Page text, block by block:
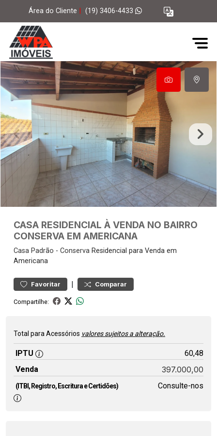
Área do Cliente (19) 3406-4433
CASA RESIDENCIAL À VENDA NO BAIRRO
CONSERVA EM AMERICANA
Casa Padrão - Conserva Residencial para Venda em
Americana
Favoritar | Comparar
Compartilhe:
Total para Acessórios valores sujeitos a alteração.
IPTU
60,48
Venda
397.000,00
(ITBI, Registro, Escritura e Certidões) Consulte-nos